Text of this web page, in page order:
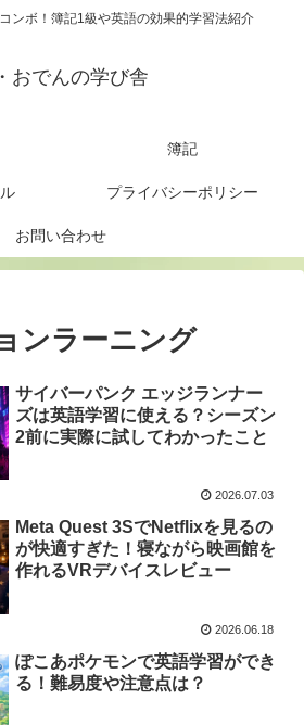
ンボ！簿記1級や英語の効果的学習法紹介
おでんの学び舎
簿記
プライバシーポリシー
お問い合わせ
ンラーニング
サイバーパンク エッジランナー
ズは英語学習に使える？シーズン
2前に実際に試してわかったこと
2026.07.03
Meta Quest 3SでNetflixを見るの
が快適すぎた！寝ながら映画館を
作れるVRデバイスレビュー
2026.06.18
ぽこあポケモンで英語学習ができ
る！難易度や注意点は？